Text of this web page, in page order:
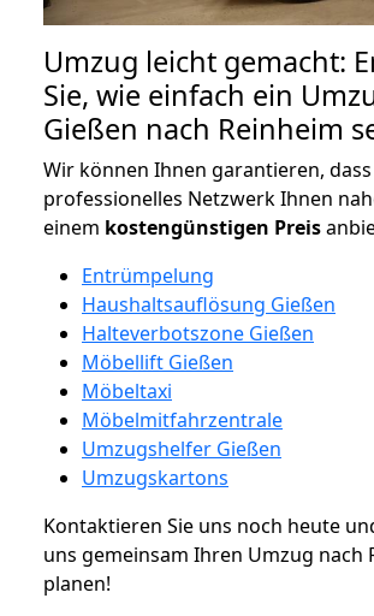
Umzug leicht gemacht:
Sie, wie einfach ein
Gießen nach Reinheim
Wir können Ihnen garantieren,
professionelles Netzwerk Ihnen
einem kostengünstigen Preis
Entrümpelung
Haushaltsauflösung Gießen
Halteverbotszone Gießen
Möbellift Gießen
Möbeltaxi
Möbelmitfahrzentrale
Umzugshelfer Gießen
Umzugskartons
Kontaktieren Sie uns noch heute
uns gemeinsam Ihren Umzug nach
planen!